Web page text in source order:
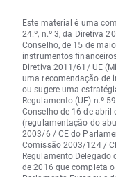
Este material é uma
24.º, n.º 3, da Diretiva
Conselho, de 15 de
instrumentos
Diretiva 2011/61/ UE
uma recomendação de
ou sugere uma
Regulamento (UE) n.º
Conselho de 16 de abril
(regulamentação do
2003/6 / CE do
Comissão 2003/124 /
Regulamento
de 2016 que completa